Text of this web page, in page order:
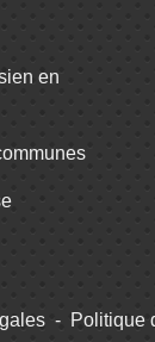
en
- Politique